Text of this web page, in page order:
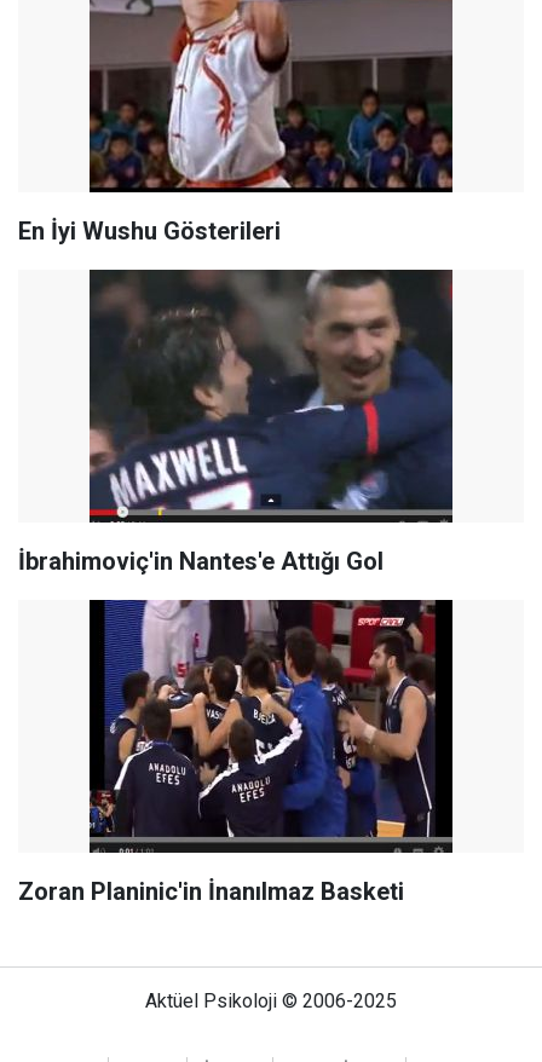
En İyi Wushu Gösterileri
İbrahimoviç'in Nantes'e Attığı Gol
Zoran Planinic'in İnanılmaz Basketi
Aktüel Psikoloji © 2006-2025